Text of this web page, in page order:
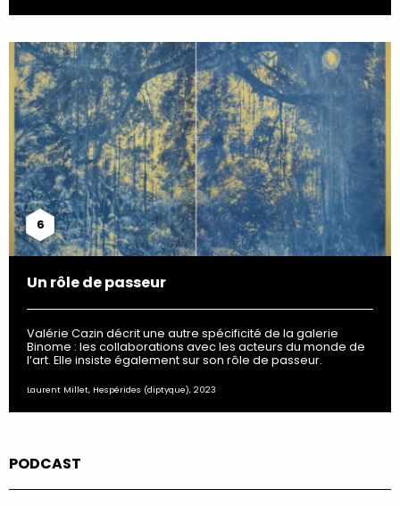
6
Un rôle de passeur
Valérie Cazin décrit une autre spécificité de la galerie
Binome : les collaborations avec les acteurs du monde de
l’art. Elle insiste également sur son rôle de passeur.
Laurent Millet, Hespérides (diptyque), 2023
PODCAST